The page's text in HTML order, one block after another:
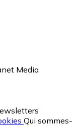
Media
Qui sommes-